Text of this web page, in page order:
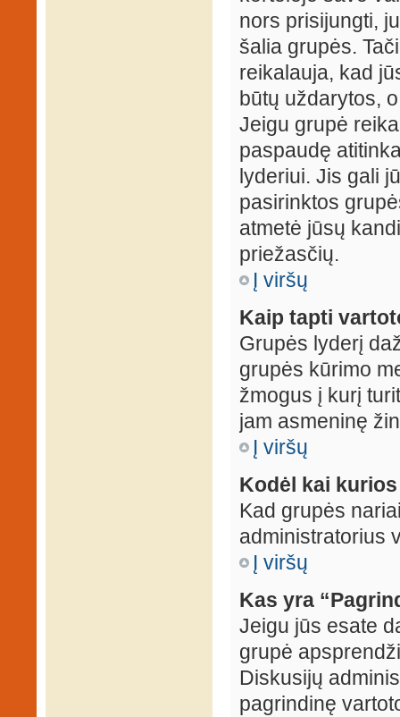
nors prisijungti,
šalia grupės.
reikalauja, kad
būtų uždarytos,
Jeigu grupė
paspaudę
lyderiui. Jis gali
pasirinktos
atmetė jūsų
priežasčių.
Į viršų
Kaip tapti
Grupės lyderį
grupės kūrimo
žmogus į kurį
jam asmeninę
Į viršų
Kodėl kai
Kad grupės
administratorius
Į viršų
Kas yra
Jeigu jūs esate
grupė
Diskusijų
pagrindinę